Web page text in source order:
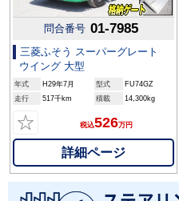
問合番号 01-7985
三菱ふそう スーパーグレート
ウイング 大型
年式 H29年7月 型式
FU74GZ
走行
517千km 積載 14,300kg
☆ 税込526万円
詳細ページ